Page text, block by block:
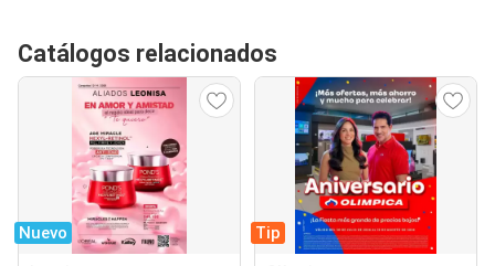
Catálogos relacionados
Nuevo Tip